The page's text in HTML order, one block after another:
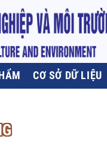
CƠ SỞ DỮ LIỆU